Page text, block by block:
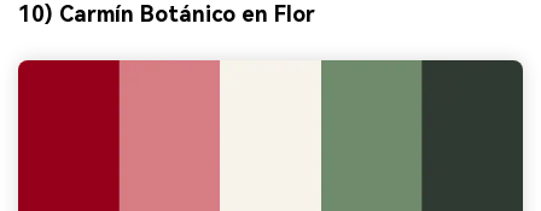
10) Carmín Botánico en Flor